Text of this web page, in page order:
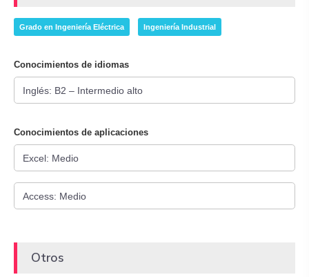
Grado en Ingeniería Eléctrica Ingeniería Industrial
Conocimientos de idiomas
Conocimientos de aplicaciones
Otros